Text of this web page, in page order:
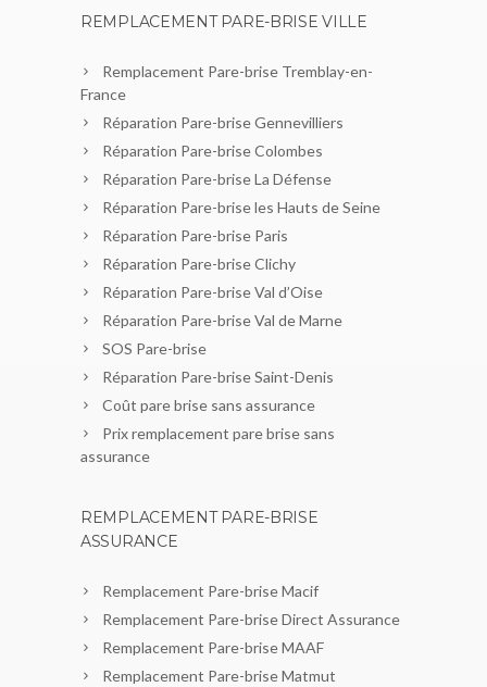
REMPLACEMENT PARE-BRISE VILLE
Remplacement Pare-brise Tremblay-en-
France
Réparation Pare-brise Gennevilliers
Réparation Pare-brise Colombes
Réparation Pare-brise La Défense
Réparation Pare-brise les Hauts de Seine
Réparation Pare-brise Paris
Réparation Pare-brise Clichy
Réparation Pare-brise Val d’Oise
Réparation Pare-brise Val de Marne
SOS Pare-brise
Réparation Pare-brise Saint-Denis
Coût pare brise sans assurance
Prix remplacement pare brise sans
assurance
REMPLACEMENT PARE-BRISE
ASSURANCE
Remplacement Pare-brise Macif
Remplacement Pare-brise Direct Assurance
Remplacement Pare-brise MAAF
Remplacement Pare-brise Matmut